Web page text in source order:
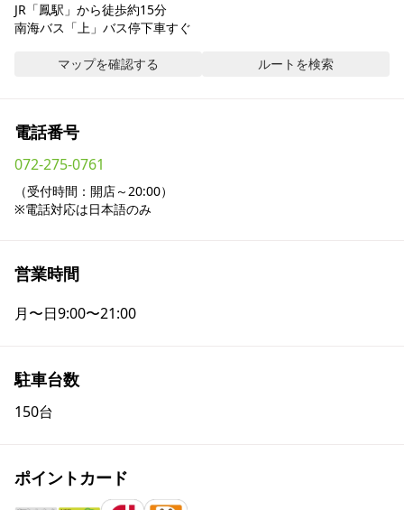
JR「鳳駅」から徒歩約15分
南海バス「上」バス停下車すぐ
マップを確認する ルートを検索
電話番号
072-275-0761
（受付時間：開店～20:00）
※電話対応は日本語のみ
営業時間
月〜日9:00〜21:00
駐車台数
150台
ポイントカード